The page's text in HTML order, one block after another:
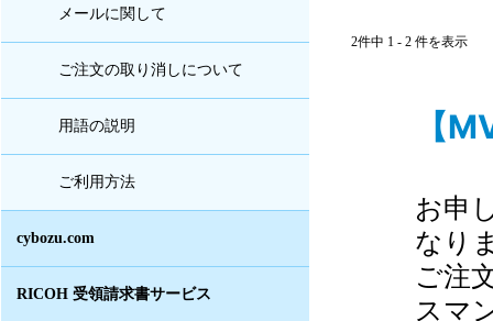
メールに関して
ご注文の取り消しについて
用語の説明
ご利用方法
cybozu.com
RICOH 受領請求書サービス
2件中 1 - 2 件を表示
【
お申
なり
ご注
スマ